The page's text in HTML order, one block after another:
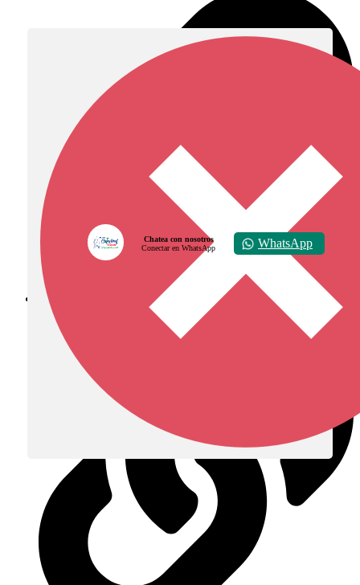
Diócesis de Zipaquirá
Chatea con nosotros
Conectar en WhatsApp
WhatsApp